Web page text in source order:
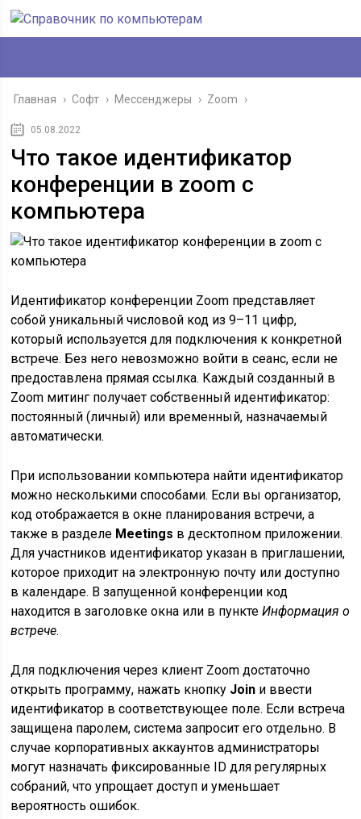
Главная › Софт › Мессенджеры › Zoom ›
05.08.2022
Что такое идентификатор
конференции в zoom с
компьютера
Идентификатор конференции Zoom представляет
собой уникальный числовой код из 9–11 цифр,
который используется для подключения к конкретной
встрече. Без него невозможно войти в сеанс, если не
предоставлена прямая ссылка. Каждый созданный в
Zoom митинг получает собственный идентификатор:
постоянный (личный) или временный, назначаемый
автоматически.
При использовании компьютера найти идентификатор
можно несколькими способами. Если вы организатор,
код отображается в окне планирования встречи, а
также в разделе Meetings в десктопном приложении.
Для участников идентификатор указан в приглашении,
которое приходит на электронную почту или доступно
в календаре. В запущенной конференции код
находится в заголовке окна или в пунктеИнформация о
встрече.
Для подключения через клиент Zoom достаточно
открыть программу, нажать кнопку Join и ввести
идентификатор в соответствующее поле. Если встреча
защищена паролем, система запросит его отдельно. В
случае корпоративных аккаунтов администраторы
могут назначать фиксированные ID для регулярных
собраний, что упрощает доступ и уменьшает
вероятность ошибок.